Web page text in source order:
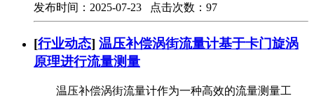
发布时间：2025-07-23 点击次数：97
[行业动态] 温压补偿涡街流量计基于卡门旋涡
原理进行流量测量
温压补偿涡街流量计作为一种高效的流量测量工